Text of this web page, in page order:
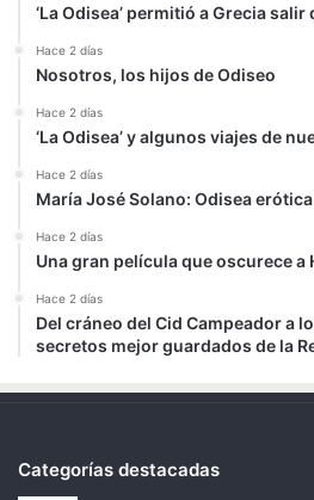
‘La Odisea’ permitió a Grecia
Hace 2 días
Nosotros, los hijos de Odiseo
Hace 2 días
‘La Odisea’ y algunos viajes de
Hace 2 días
María José Solano: Odisea erótica
Hace 2 días
Una gran película que oscurece a
Hace 2 días
Del cráneo del Cid Campeador a
secretos mejor guardados de la
Categorías destacadas